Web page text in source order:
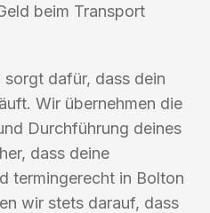
beim Transport
sorgt dafür, dass dein
Wir übernehmen die
Durchführung deines
dass deine
termingerecht in Bolton
wir stets darauf, dass